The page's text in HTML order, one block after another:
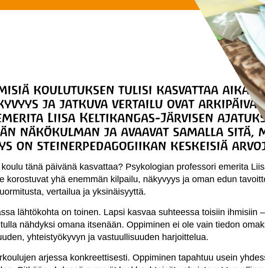
koulutuksen tulisi kasvattaa
ja jatkuva vertailu ovat
Liisa Keltikangas-Järvisen
näkökulman ja avaavat samalla sitä,
on steinerpedagogiikan keskeisiä
tänä päivänä kasvattaa? Psykologian professori emerita
korostuvat yhä enemmän kilpailu, näkyvyys ja oman edun
vertailua ja yksinäisyyttä.
lähtökohta on toinen. Lapsi kasvaa suhteessa toisiin ihmisiin
nähdyksi omana itsenään. Oppiminen ei ole vain tiedon
yhteistyökyvyn ja vastuullisuuden harjoittelua.
arjessa konkreettisesti. Oppiminen tapahtuu usein